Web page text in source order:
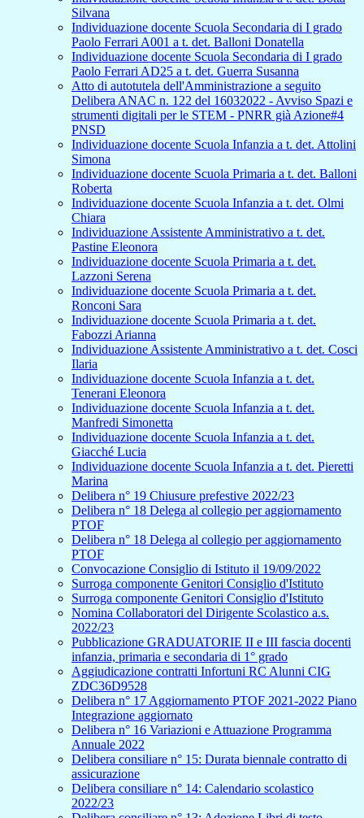
Silvana
Individuazione docente Scuola Secondaria di I grado
Paolo Ferrari A001 a t. det. Balloni Donatella
Individuazione docente Scuola Secondaria di I grado
Paolo Ferrari AD25 a t. det. Guerra Susanna
Atto di autotutela dell'Amministrazione a seguito
Delibera ANAC n. 122 del 16032022 - Avviso Spazi e
strumenti digitali per le STEM - PNRR già Azione#4
PNSD
Individuazione docente Scuola Infanzia a t. det. Attolini
Simona
Individuazione docente Scuola Primaria a t. det. Balloni
Roberta
Individuazione docente Scuola Infanzia a t. det. Olmi
Chiara
Individuazione Assistente Amministrativo a t. det.
Pastine Eleonora
Individuazione docente Scuola Primaria a t. det.
Lazzoni Serena
Individuazione docente Scuola Primaria a t. det.
Ronconi Sara
Individuazione docente Scuola Primaria a t. det.
Fabozzi Arianna
Individuazione Assistente Amministrativo a t. det. Cosci
Ilaria
Individuazione docente Scuola Infanzia a t. det.
Tenerani Eleonora
Individuazione docente Scuola Infanzia a t. det.
Manfredi Simonetta
Individuazione docente Scuola Infanzia a t. det.
Giacché Lucia
Individuazione docente Scuola Infanzia a t. det. Pieretti
Marina
Delibera n° 19 Chiusure prefestive 2022/23
Delibera n° 18 Delega al collegio per aggiornamento
PTOF
Delibera n° 18 Delega al collegio per aggiornamento
PTOF
Convocazione Consiglio di Istituto il 19/09/2022
Surroga componente Genitori Consiglio d'Istituto
Surroga componente Genitori Consiglio d'Istituto
Nomina Collaboratori del Dirigente Scolastico a.s.
2022/23
Pubblicazione GRADUATORIE II e III fascia docenti
infanzia, primaria e secondaria di 1° grado
Aggiudicazione contratti Infortuni RC Alunni CIG
ZDC36D9528
Delibera n° 17 Aggiornamento PTOF 2021-2022 Piano
Integrazione aggiornato
Delibera n° 16 Variazioni e Attuazione Programma
Annuale 2022
Delibera consiliare n° 15: Durata biennale contratto di
assicurazione
Delibera consiliare n° 14: Calendario scolastico
2022/23